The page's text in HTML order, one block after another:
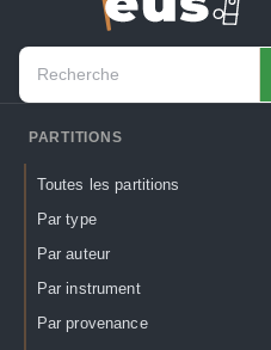
PARTITIONS
Toutes les partitions
Par type
Par auteur
Par instrument
Par provenance